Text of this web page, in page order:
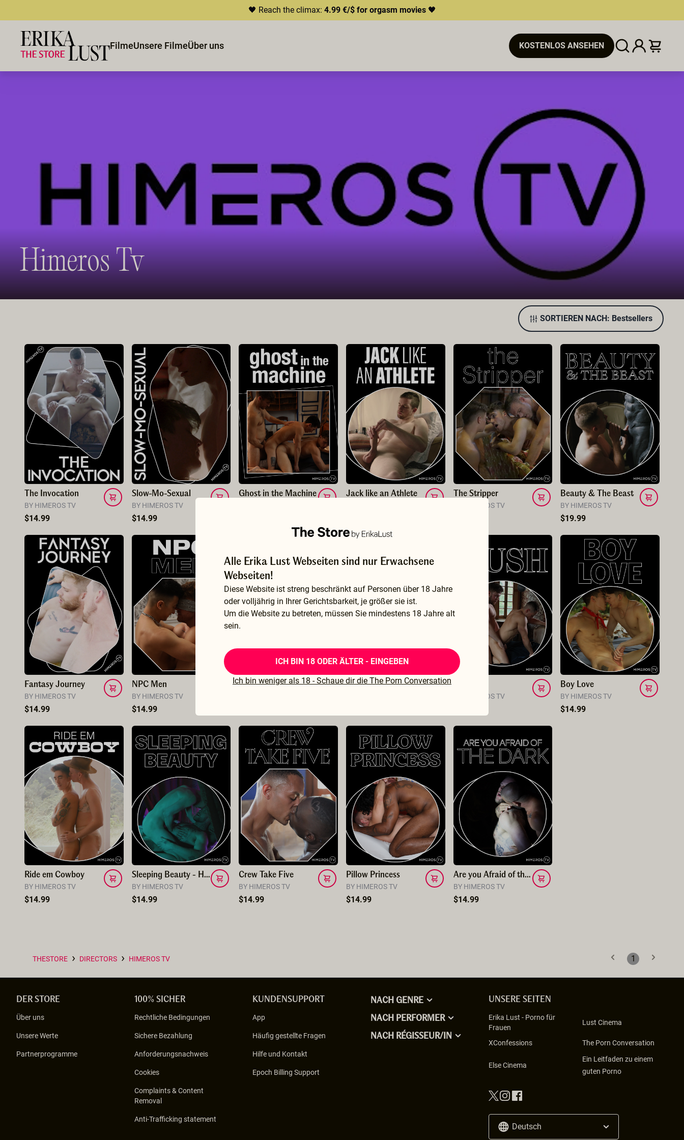
🖤 Reach the climax: 4.99 €/$ for orgasm movies🖤
FilmeUnsere FilmeÜber uns KOSTENLOS ANSEHEN
Himeros Tv
SORTIEREN NACH: Bestsellers
The Invocation
BY HIMEROS TV
$14.99
Slow-Mo-Sexual
BY HIMEROS TV
$14.99
Ghost in the Machine Jack like an Athlete The Stripper
BY HIMEROS TV
Beauty & The Beast
BY HIMEROS TV
$19.99
Fantasy Journey
BY HIMEROS TV
$14.99
NPC Men
BY HIMEROS TV
$14.99
Gladiators Queerly Ever After
BY HIMEROS TV
Boy Love
BY HIMEROS TV
$14.99
Ride em Cowboy
BY HIMEROS TV
$14.99
Sleeping Beauty - Himeros TV
BY HIMEROS TV
$14.99
Crew Take Five
BY HIMEROS TV
$14.99
Pillow Princess
BY HIMEROS TV
$14.99
Are you Afraid of the Dark?
BY HIMEROS TV
$14.99
THESTORE › DIRECTORS › HIMEROS TV 1
Alle Erika Lust Webseiten sind nur Erwachsene
Webseiten!
Diese Website ist streng beschränkt auf Personen über 18 Jahre
oder volljährig in Ihrer Gerichtsbarkeit, je größer sie ist.
Um die Website zu betreten, müssen Sie mindestens 18 Jahre alt
sein.
ICH BIN 18 ODER ÄLTER - EINGEBEN
Ich bin weniger als 18 - Schaue dir die The Porn Conversation
DER STORE
Über uns
Unsere Werte
Partnerprogramme
100% SICHER
Rechtliche Bedingungen
Sichere Bezahlung
Anforderungsnachweis
Cookies
Complaints & Content
Removal
Anti-Trafficking statement
KUNDENSUPPORT
App
Häufig gestellte Fragen
Hilfe und Kontakt
Epoch Billing Support
NACH GENRE
NACH PERFORMER
NACH RÉGISSEUR/IN
UNSERE SEITEN
Erika Lust - Porno für
Frauen
Lust Cinema
XConfessions The Porn Conversation
Else Cinema
Ein Leitfaden zu einem
guten Porno
Deutsch